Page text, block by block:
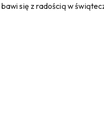
się z radością w